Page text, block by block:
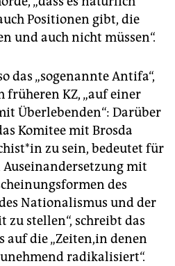
Positionen gibt, die
und auch nicht müssen“.
das „sogenannte Antifa“,
früheren KZ, „auf einer
Überlebenden“: Darüber
Komitee mit Brosda
zu sein, bedeutet für
Auseinandersetzung mit
des
Nationalismus und der
stellen“, schreibt das
auf die „Zeiten,in denen
radikalisiert“.